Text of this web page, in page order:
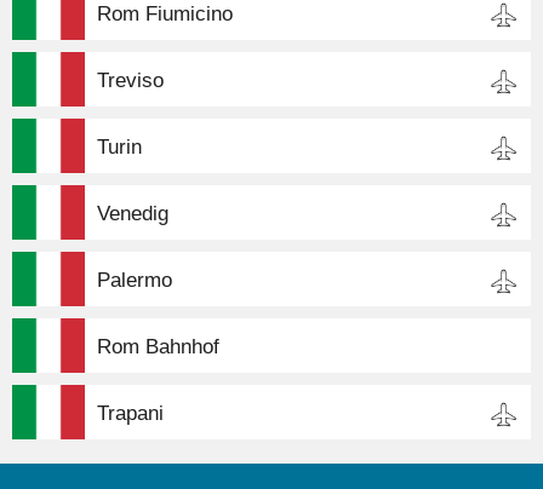
Rom Fiumicino
Treviso
Turin
Venedig
Palermo
Rom Bahnhof
Trapani